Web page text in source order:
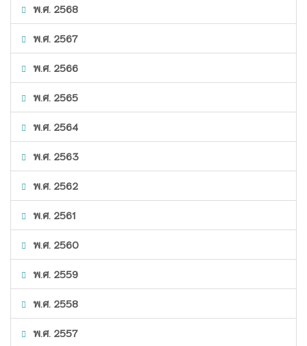
พ.ศ. 2568
พ.ศ. 2567
พ.ศ. 2566
พ.ศ. 2565
พ.ศ. 2564
พ.ศ. 2563
พ.ศ. 2562
พ.ศ. 2561
พ.ศ. 2560
พ.ศ. 2559
พ.ศ. 2558
พ.ศ. 2557